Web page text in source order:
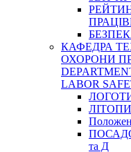
КАФЕДРА
ОХОРОНИ
LABOR
та Д